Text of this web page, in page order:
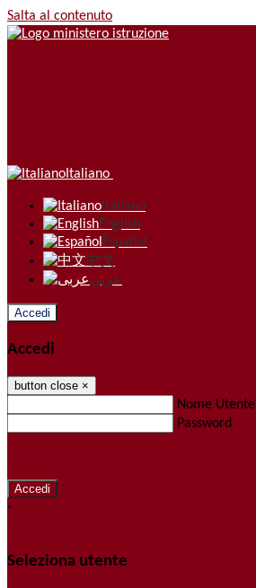
Salta al contenuto
Italiano
Italiano
English
Español
中文
عربى
Accedi
Accedi
button close ×
Nome Utente
Password
-
Seleziona utente